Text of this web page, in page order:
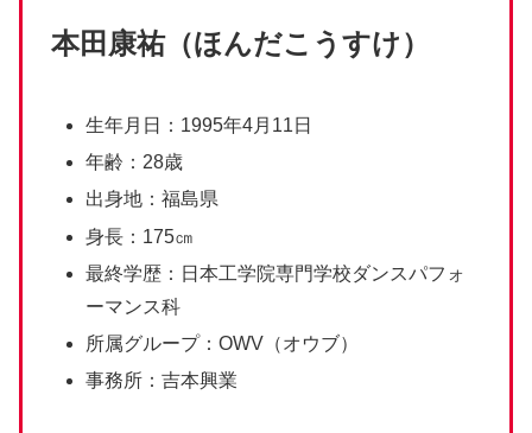
本田康祐（ほんだこうすけ）
生年月日：1995年4月11日
年齢：28歳
出身地：福島県
身長：175㎝
最終学歴：日本工学院専門学校ダンスパフォ
ーマンス科
所属グループ：OWV（オウブ）
事務所：吉本興業